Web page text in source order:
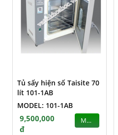
Tủ sấy hiện số Taisite 70
lít 101-1AB
MODEL: 101-1AB
9,500,000
đ
MUA